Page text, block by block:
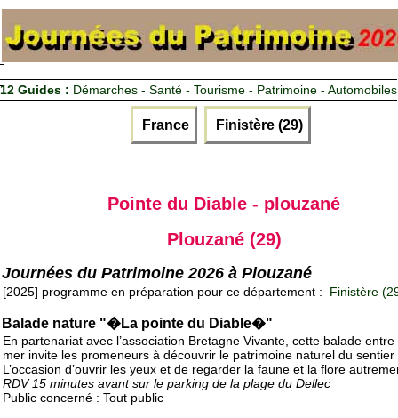
12 Guides : Démarches - Santé - Tourisme - Patrimoine - Automobiles
France Finistère (29)
Pointe du Diable - plouzané
Plouzané (29)
Journées du Patrimoine 2026 à Plouzané
[2025] programme en préparation pour ce département : Finistère
Balade nature "�La pointe du Diable�"
En partenariat avec l’association Bretagne Vivante, cette balade
mer invite les promeneurs à découvrir le patrimoine naturel du sentier
L’occasion d’ouvrir les yeux et de regarder la faune et la flore
RDV 15 minutes avant sur le parking de la plage du Dellec
Public concerné : Tout public